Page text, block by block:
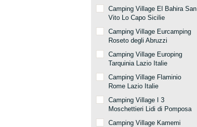
Camping Village El Bahira San
Vito Lo Capo Sicilie
Camping Village Eurcamping
Roseto degli Abruzzi
Camping Village Europing
Tarquinia Lazio Italie
Camping Village Flaminio
Rome Lazio Italie
Camping Village I 3
Moschettieri Lidi di Pomposa
Camping Village Kamemi